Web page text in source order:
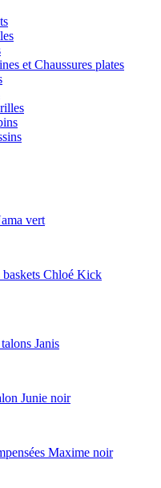
et Chaussures plates